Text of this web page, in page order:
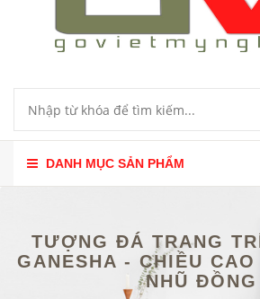
DANH MỤC SẢN PHẨM
TƯỢNG ĐÁ TRANG
GANESHA - CHIỀU
NHŨ ĐỒNG